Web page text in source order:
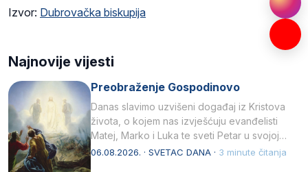
Izvor: Dubrovačka biskupija
Najnovije vijesti
Preobraženje Gospodinovo
Danas slavimo uzvišeni događaj iz Kristova
života, o kojem nas izvješćuju evanđelisti
Matej, Marko i Luka te sveti Petar u svojoj
drugoj…
06.08.2026. · SVETAC DANA · 3 minute čitanja